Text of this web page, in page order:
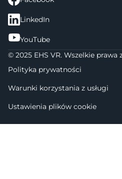
LinkedIn
YouTube
© 2025 EHS VR. Wszelkie prawa
Polityka prywatności
Warunki korzystania z usługi
Ustawienia plików cookie